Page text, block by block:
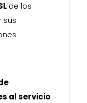
de los
sus
al servicio